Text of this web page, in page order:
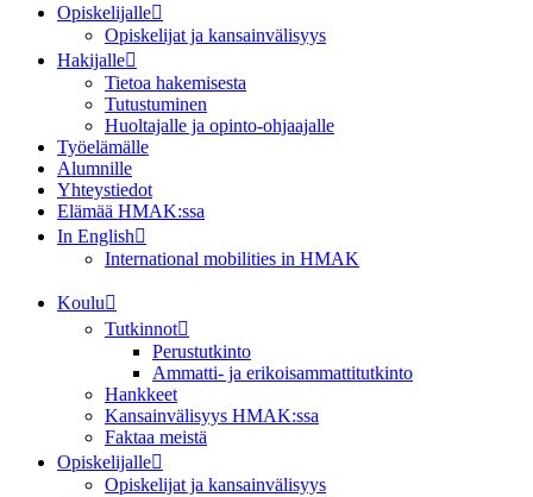
Opiskelijalle
Opiskelijat ja kansainvälisyys
Hakijalle
Tietoa hakemisesta
Tutustuminen
Huoltajalle ja opinto-ohjaajalle
Työelämälle
Alumnille
Yhteystiedot
Elämää HMAK:ssa
In English
International mobilities in HMAK
Koulu
Tutkinnot
Perustutkinto
Ammatti- ja erikoisammattitutkinto
Hankkeet
Kansainvälisyys HMAK:ssa
Faktaa meistä
Opiskelijalle
Opiskelijat ja kansainvälisyys